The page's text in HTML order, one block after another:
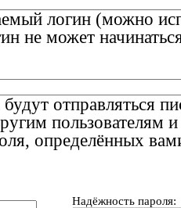
логин (можно
не может
отправляться
пользователям
определённых
Надёжность пароля: